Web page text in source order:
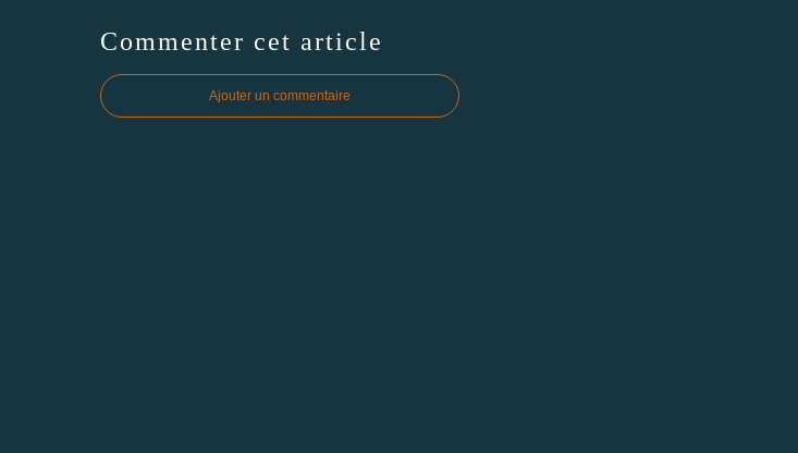
Commenter cet article
Ajouter un commentaire